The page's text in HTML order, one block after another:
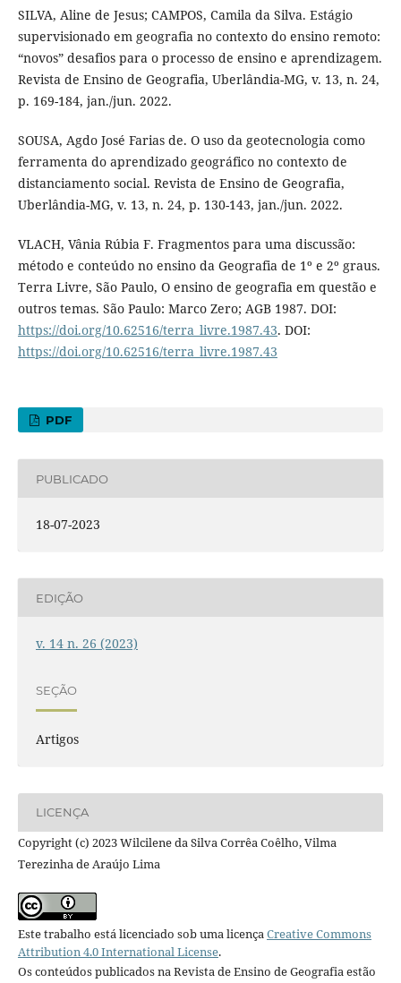
SILVA, Aline de Jesus; CAMPOS, Camila da Silva. Estágio
supervisionado em geografia no contexto do ensino remoto:
“novos” desafios para o processo de ensino e aprendizagem.
Revista de Ensino de Geografia, Uberlândia-MG, v. 13, n. 24,
p. 169-184, jan./jun. 2022.
SOUSA, Agdo José Farias de. O uso da geotecnologia como
ferramenta do aprendizado geográfico no contexto de
distanciamento social. Revista de Ensino de Geografia,
Uberlândia-MG, v. 13, n. 24, p. 130-143, jan./jun. 2022.
VLACH, Vânia Rúbia F. Fragmentos para uma discussão:
método e conteúdo no ensino da Geografia de 1º e 2º graus.
Terra Livre, São Paulo, O ensino de geografia em questão e
outros temas. São Paulo: Marco Zero; AGB 1987. DOI:
https://doi.org/10.62516/terra_livre.1987.43. DOI:
https://doi.org/10.62516/terra_livre.1987.43
PDF
PUBLICADO
18-07-2023
EDIÇÃO
v. 14 n. 26 (2023)
SEÇÃO
Artigos
LICENÇA
Copyright (c) 2023 Wilcilene da Silva Corrêa Coêlho, Vilma
Terezinha de Araújo Lima
Este trabalho está licenciado sob uma licença Creative Commons
Attribution 4.0 International License.
Os conteúdos publicados na Revista de Ensino de Geografia estão